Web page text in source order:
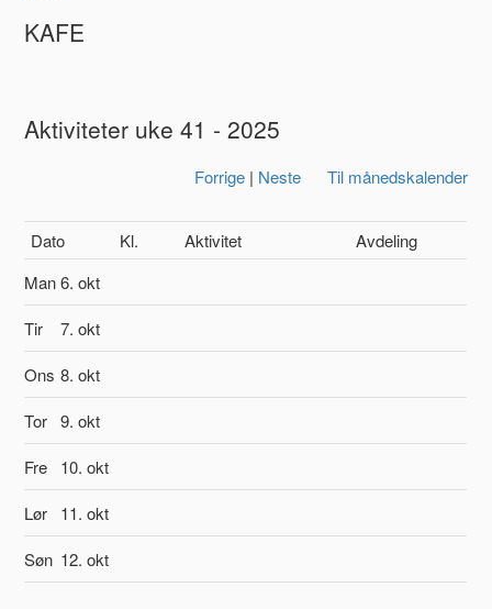
KAFE
Aktiviteter uke 41 - 2025
Forrige| Neste Til månedskalender
Dato Kl. Aktivitet
Avdeling
Man6. okt
Tir
7. okt
Ons 8. okt
Tor 9. okt
Fre
10. okt
Lør
11. okt
Søn 12. okt